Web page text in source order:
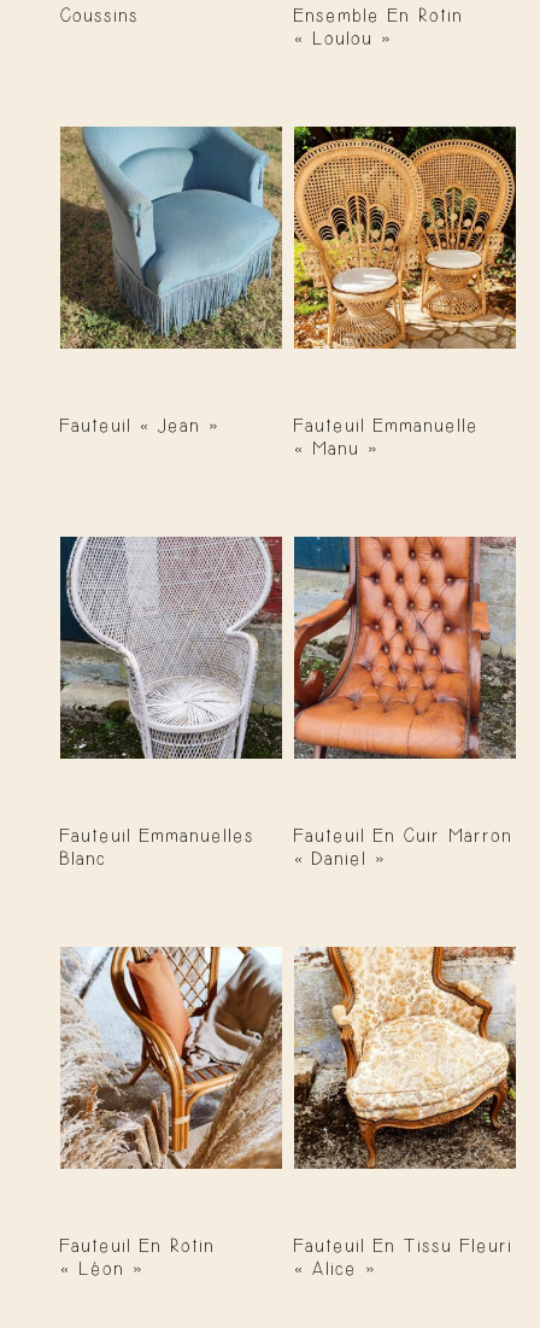
Coussins
Ensemble En Rotin
« Loulou »
Fauteuil « Jean »
Fauteuil Emmanuelle
« Manu »
Fauteuil Emmanuelles
Blanc
Fauteuil En Cuir Marron
« Daniel »
Fauteuil En Rotin
« Léon »
Fauteuil En Tissu Fleuri
« Alice »